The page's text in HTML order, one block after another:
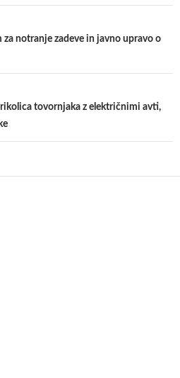
notranje zadeve in javno upravo o
tovornjaka z električnimi avti,